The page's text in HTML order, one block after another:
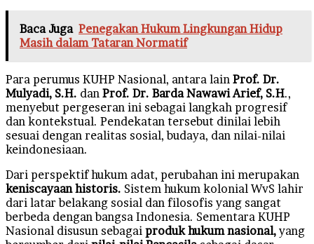
Baca Juga Penegakan Hukum Lingkungan Hidup
Masih dalam Tataran Normatif
Para perumus KUHP Nasional, antara lain Prof. Dr.
Mulyadi, S.H. dan Prof. Dr. Barda Nawawi Arief, S.H.,
menyebut pergeseran ini sebagai langkah progresif
dan kontekstual. Pendekatan tersebut dinilai lebih
sesuai dengan realitas sosial, budaya, dan nilai-nilai
keindonesiaan.
Dari perspektif hukum adat, perubahan ini merupakan
keniscayaan historis. Sistem hukum kolonial WvS lahir
dari latar belakang sosial dan filosofis yang sangat
berbeda dengan bangsa Indonesia. Sementara KUHP
Nasional disusun sebagai produk hukum nasional, yang